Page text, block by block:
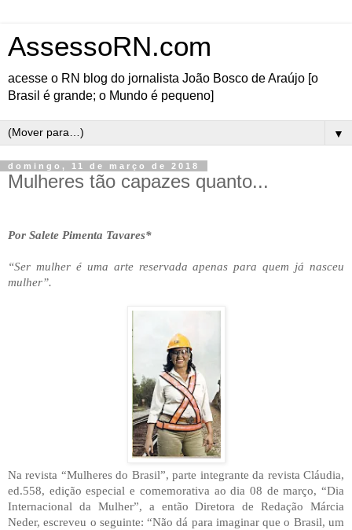
AssessoRN.com
acesse o RN blog do jornalista João Bosco de Araújo [o
Brasil é grande; o Mundo é pequeno]
▼
domingo, 11 de março de 2018
Mulheres tão capazes quanto...
Por Salete Pimenta Tavares*
“Ser mulher é uma arte reservada apenas para quem já nasceu
mulher”.
Na revista “Mulheres do Brasil”, parte integrante da revista Cláudia,
ed.558, edição especial e comemorativa ao dia 08 de março, “Dia
Internacional da Mulher”, a então Diretora de Redação Márcia
Neder, escreveu o seguinte: “Não dá para imaginar que o Brasil, um